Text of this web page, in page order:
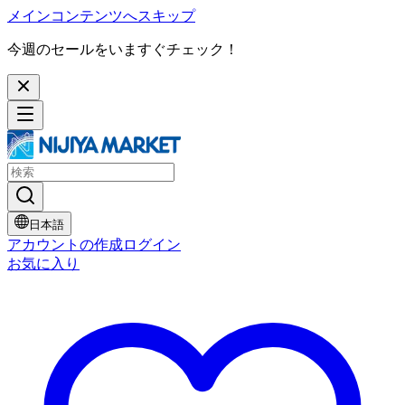
メインコンテンツへスキップ
今週のセールをいますぐチェック！
日本語
アカウントの作成ログイン
お気に入り